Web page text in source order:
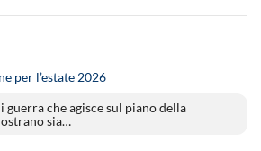
per l’estate 2026
guerra che agisce sul piano della
sia…